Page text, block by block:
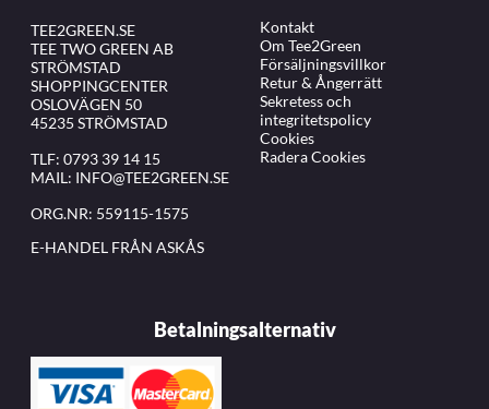
TEE2GREEN.SE
TEE TWO GREEN AB
STRÖMSTAD
SHOPPINGCENTER
OSLOVÄGEN 50
45235 STRÖMSTAD
TLF: 0793 39 14 15
MAIL: INFO@TEE2GREEN.SE
ORG.NR: 559115-1575
E-HANDEL FRÅN ASKÅS
Kontakt
Om Tee2Green
Försäljningsvillkor
Retur & Ångerrätt
Sekretess och
integritetspolicy
Cookies
Radera Cookies
Betalningsalternativ